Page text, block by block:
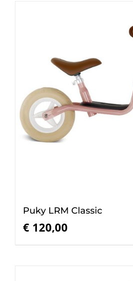
Puky LRM Classic
€ 120,00